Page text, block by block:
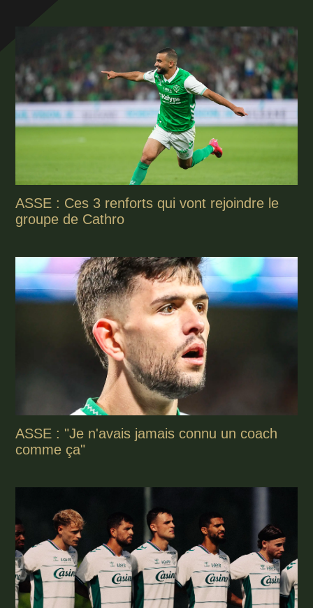
ASSE : Ces 3 renforts qui vont rejoindre le
groupe de Cathro
ASSE : "Je n'avais jamais connu un coach
comme ça"